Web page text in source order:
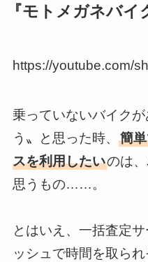
『モトメガネバイ
https://youtube.com/
乗っていないバイク
う〟と思った時、 簡
スを利用したいのは
思うもの……。
とはいえ、一括査定
ッシュで時間を取ら